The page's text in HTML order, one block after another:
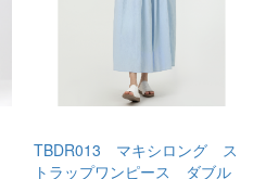
TBDR013 マキシロング ス
トラップワンピース ダブル